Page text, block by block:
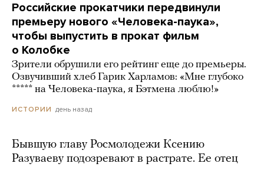
Российские прокатчики передвинули
премьеру нового «Человека-паука»,
чтобы выпустить в прокат фильм
о Колобке
Зрители обрушили его рейтинг еще до премьеры.
Озвучивший хлеб Гарик Харламов: «Мне глубоко
***** на Человека-паука, я Бэтмена люблю!»
ИСТОРИИ день назад
Бывшую главу Росмолодежи Ксению
Разуваеву подозревают в растрате. Ее отец